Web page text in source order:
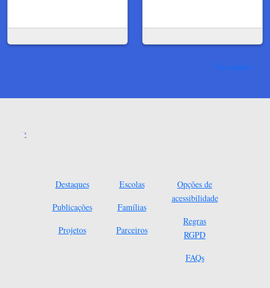
Ver mais
Destaques
Publicações
Projetos
Escolas
Famílias
Parceiros
Opções de
acessibilidade
Regras
RGPD
FAQs